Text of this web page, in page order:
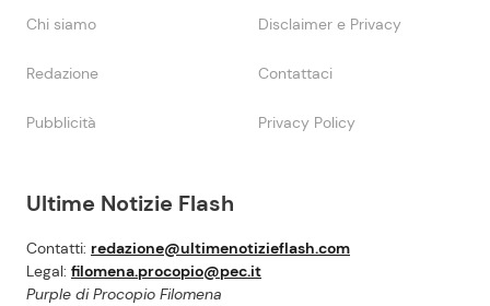
Ultime Notizie Flash
Contatti: redazione@ultimenotizieflash.com
Legal: filomena.procopio@pec.it
Purple di Procopio Filomena
Chi siamo Disclaimer e Privacy
Redazione Contattaci
Pubblicità Privacy Policy